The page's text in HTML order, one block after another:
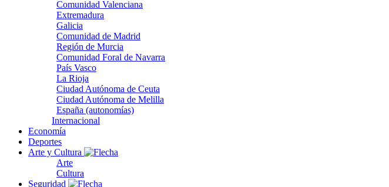
Comunidad Valenciana
Extremadura
Galicia
Comunidad de Madrid
Región de Murcia
Comunidad Foral de Navarra
País Vasco
La Rioja
Ciudad Autónoma de Ceuta
Ciudad Autónoma de Melilla
España (autonomías)
Internacional
Economía
Deportes
Arte y Cultura
Arte
Cultura
Seguridad